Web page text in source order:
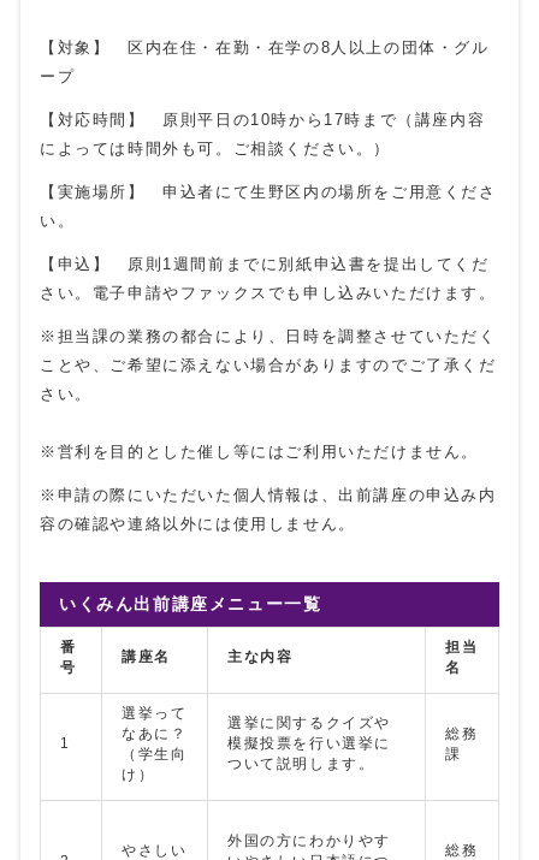
【対象】 区内在住・在勤・在学の8人以上の団体・グル
ープ
【対応時間】 原則平日の10時から17時まで（講座内容
によっては時間外も可。ご相談ください。）
【実施場所】 申込者にて生野区内の場所をご用意くださ
い。
【申込】 原則1週間前までに別紙申込書を提出してくだ
さい。電子申請やファックスでも申し込みいただけます。
※担当課の業務の都合により、日時を調整させていただく
ことや、ご希望に添えない場合がありますのでご了承くだ
さい。
※営利を目的とした催し等にはご利用いただけません。
※申請の際にいただいた個人情報は、出前講座の申込み内
容の確認や連絡以外には使用しません。
いくみん出前講座メニュー一覧
番
号
講座名 主な内容
担当
名
1
選挙って
なあに？
（学生向
け）
選挙に関するクイズや
模擬投票を行い選挙に
ついて説明します。
総務
課
やさしい
外国の方にわかりやす
総務